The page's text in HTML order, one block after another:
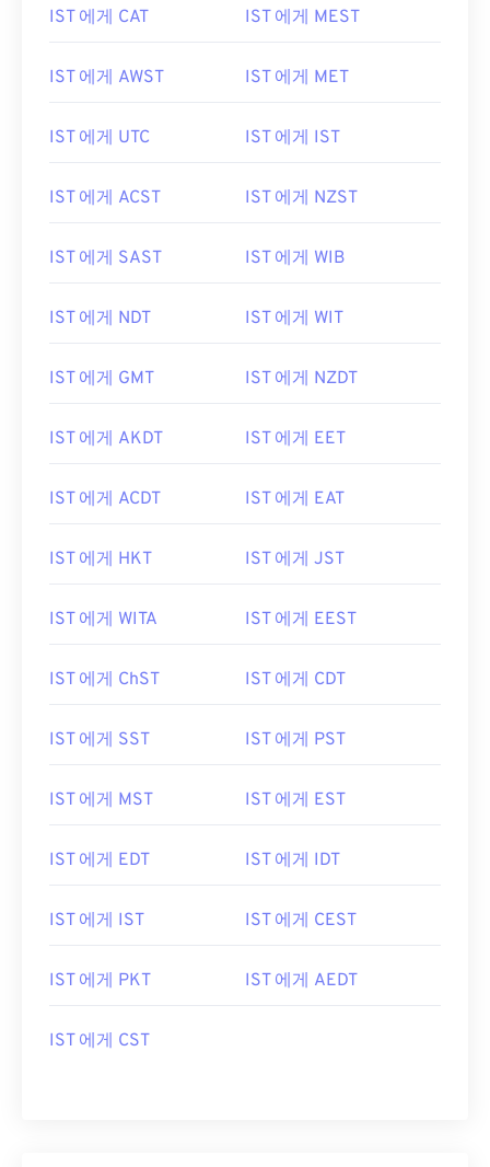
IST 에게 CAT IST 에게 MEST
IST 에게 AWST IST 에게 MET
IST 에게 UTC IST 에게 IST
IST 에게 ACST IST 에게 NZST
IST 에게 SAST IST 에게 WIB
IST 에게 NDT IST 에게 WIT
IST 에게 GMT IST 에게 NZDT
IST 에게 AKDT IST 에게 EET
IST 에게 ACDT IST 에게 EAT
IST 에게 HKT IST 에게 JST
IST 에게 WITA IST 에게 EEST
IST 에게 ChST IST 에게 CDT
IST 에게 SST IST 에게 PST
IST 에게 MST IST 에게 EST
IST 에게 EDT IST 에게 IDT
IST 에게 IST IST 에게 CEST
IST 에게 PKT IST 에게 AEDT
IST 에게 CST